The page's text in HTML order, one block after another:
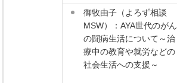
御牧由子（よろず相談
MSW）：AYA世代のがん
の闘病生活について～治
療中の教育や就労などの
社会生活への支援～